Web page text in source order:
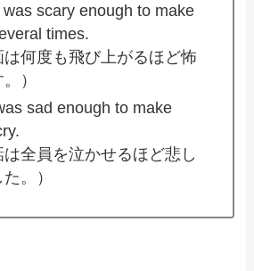
scary enough to make
times.
は何度も飛び上がるほど怖
）
sad enough to make
は全員を泣かせるほど悲し
。）